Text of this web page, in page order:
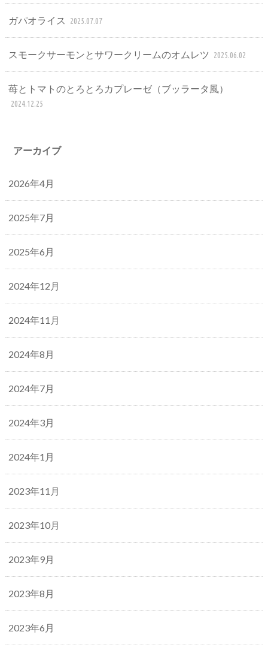
ガパオライス 2025.07.07
スモークサーモンとサワークリームのオムレツ 2025.06.02
苺とトマトのとろとろカプレーゼ（ブッラータ風）
2024.12.25
アーカイブ
2026年4月
2025年7月
2025年6月
2024年12月
2024年11月
2024年8月
2024年7月
2024年3月
2024年1月
2023年11月
2023年10月
2023年9月
2023年8月
2023年6月